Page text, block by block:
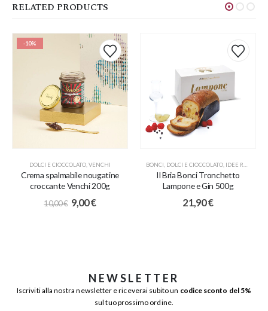
RELATED PRODUCTS
-10%
DOLCI E CIOCCOLATO VENCHI
Crema spalmabile nougatine
croccante Venchi 200g
10,00€ 9,00€
BONCI DOLCI E CIOCCOLATO IDEE REGALO
Il Bria Bonci Tronchetto
Lampone e Gin 500g
21,90€
NEWSLETTER
Iscriviti alla nostra newsletter e riceverai subito un codice sconto del 5%
sul tuo prossimo ordine.